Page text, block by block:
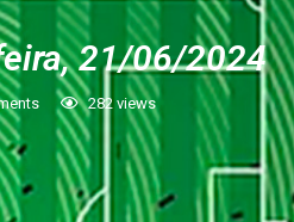
21/06/2024
282 views